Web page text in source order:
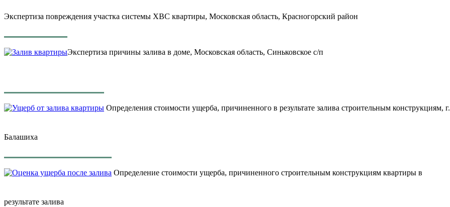
Экспертиза повреждения участка системы ХВС квартиры, Московская область, Красногорский район
Экспертиза причины залива в доме, Московская область, Синьковское с/п
Определения стоимости ущерба, причиненного в результате залива строительным конструкциям, г.
Балашиха
Определение стоимости ущерба, причиненного строительным конструкциям квартиры в
результате залива